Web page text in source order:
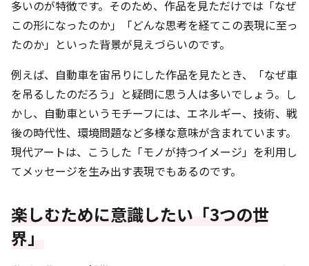
多いのが特徴です。そのため、作品を見ただけでは「なぜ
この形になったのか」「どんな思考を経てこの表現に至っ
たのか」といった背景が見えづらいのです。
例えば、自動車を宙吊りにした作品を見たとき、「なぜ車
を吊るしたのだろう」と疑問に思う人は多いでしょう。し
かし、自動車というモチーフには、エネルギー、技術、戦
後の時代性、環境問題など多様な意味が含まれています。
現代アートは、こうした「モノが持つイメージ」を利用し
てメッセージを生み出す表現でもあるのです。
楽しむために意識したい「3つの世
界」